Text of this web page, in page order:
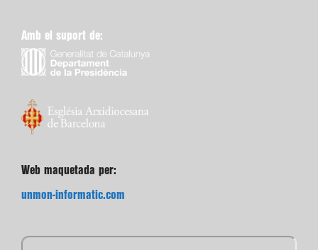
Amb el suport de:
Web maquetada per:
unmon-informatic.com